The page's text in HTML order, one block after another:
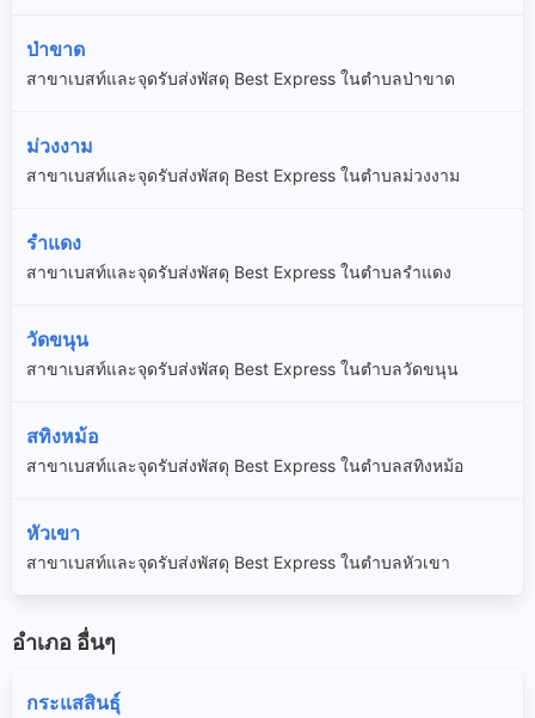
ป่าขาด
สาขาเบสท์และจุดรับส่งพัสดุ Best Express ในตำบลป่าขาด
ม่วงงาม
สาขาเบสท์และจุดรับส่งพัสดุ Best Express ในตำบลม่วงงาม
รำแดง
สาขาเบสท์และจุดรับส่งพัสดุ Best Express ในตำบลรำแดง
วัดขนุน
สาขาเบสท์และจุดรับส่งพัสดุ Best Express ในตำบลวัดขนุน
สทิงหม้อ
สาขาเบสท์และจุดรับส่งพัสดุ Best Express ในตำบลสทิงหม้อ
หัวเขา
สาขาเบสท์และจุดรับส่งพัสดุ Best Express ในตำบลหัวเขา
อำเภอ อื่นๆ
กระแสสินธุ์